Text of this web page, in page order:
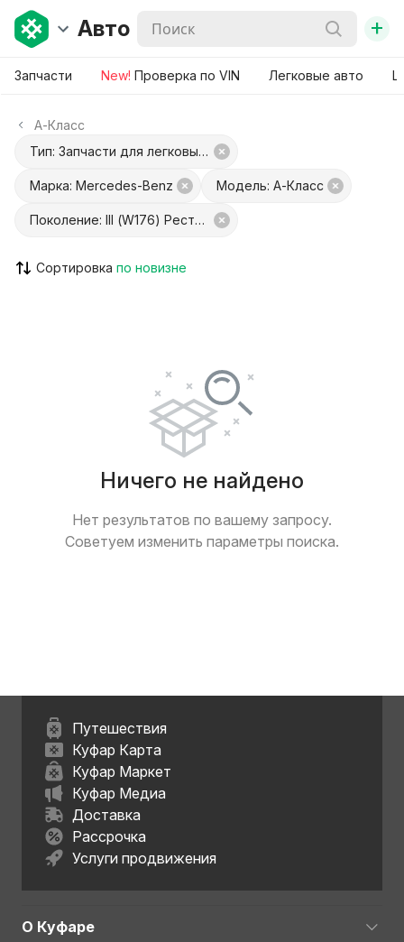
Авто +
Запчасти New! Проверка по VIN Легковые авто
A-Класс
Тип: Запчасти для легковых авто
Марка: Mercedes-Benz Модель: A-Класс
Поколение: III (W176) Рестайлинг
Сортировка
Ничего не найдено
Нет результатов по вашему запросу.
Советуем изменить параметры поиска.
Путешествия
Куфар Карта
Куфар Маркет
Куфар Медиа
Доставка
Рассрочка
Услуги продвижения
О Куфаре